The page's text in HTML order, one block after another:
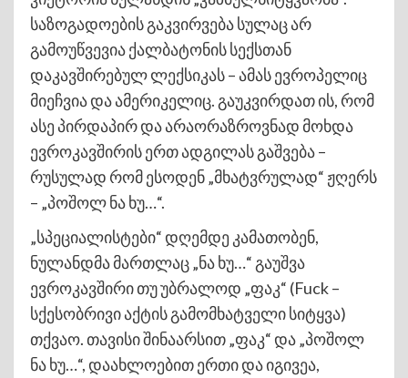
საზოგადოების გაკვირვება სულაც არ
გამოუწვევია ქალბატონის სექსთან
დაკავშირებულ ლექსიკას – ამას ევროპელიც
მიეჩვია და ამერიკელიც. გაუკვირდათ ის, რომ
ასე პირდაპირ და არაორაზროვნად მოხდა
ევროკავშირის ერთ ადგილას გაშვება –
რუსულად რომ ესოდენ „მხატვრულად“ ჟღერს
– „პოშოლ ნა ხუ…“.
„სპეციალისტები“ დღემდე კამათობენ,
ნულანდმა მართლაც „ნა ხუ…“ გაუშვა
ევროკავშირი თუ უბრალოდ „ფაკ“ (Fuck –
სქესობრივი აქტის გამომხატველი სიტყვა)
თქვაო. თავისი შინაარსით „ფაკ“ და „პოშოლ
ნა ხუ…“, დაახლოებით ერთი და იგივეა,